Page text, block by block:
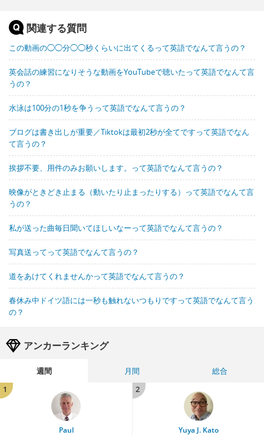
関連する質問
この動画の◯◯分◯◯秒くらいに出てくるって英語でなんて言うの？
英会話の練習になりそうな動画をYouTubeで聴いたって英語でなんて言
うの？
水泳は100分の1秒を争うって英語でなんて言うの？
ブログは書き出しが重要／Tiktokは最初2秒が全てですって英語でなん
て言うの？
挨拶不要、用件のみお願いします。って英語でなんて言うの？
映像がときどき止まる（動いたり止まったりする）って英語でなんて言
うの？
私が送った曲毎日聞いてほしいなーって英語でなんて言うの？
写真送ってって英語でなんて言うの？
道をあけてくれませんかって英語でなんて言うの？
春休み中ドイツ語には一秒も触れないつもりですって英語でなんて言う
の？
アンカーランキング
週間 月間
総合
1
Paul
2
Yuya J. Kato